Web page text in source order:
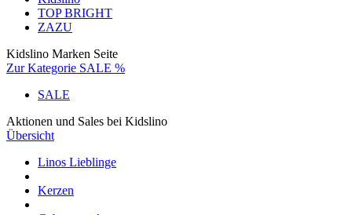
TOP BRIGHT
ZAZU
Kidslino Marken Seite
Zur Kategorie SALE %
SALE
Aktionen und Sales bei Kidslino
Übersicht
Linos Lieblinge
Kerzen